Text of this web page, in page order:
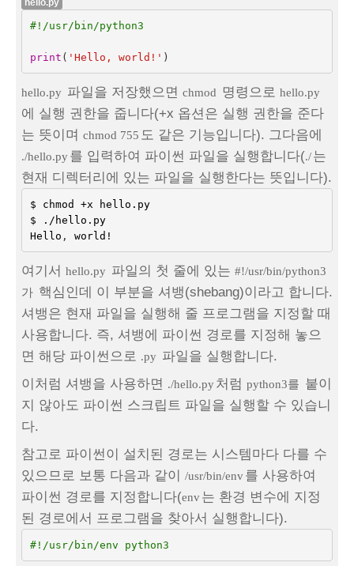
hello.py
#!/usr/bin/python3
print ( 'Hello, world!' )
hello.py 파일을 저장했으면 chmod 명령으로 hello.py
에 실행 권한을 줍니다(+x 옵션은 실행 권한을 준다
는 뜻이며 chmod 755 도 같은 기능입니다). 그다음에
./hello.py를 입력하여 파이썬 파일을 실행합니다(./는
현재 디렉터리에 있는 파일을 실행한다는 뜻입니다).
$ chmod +x hello . py
$
./ hello . py
Hello , world !
여기서 hello.py 파일의 첫 줄에 있는 #!/usr/bin/python3
가 핵심인데 이 부분을 셔뱅(shebang)이라고 합니다.
셔뱅은 현재 파일을 실행해 줄 프로그램을 지정할 때
사용합니다. 즉, 셔뱅에 파이썬 경로를 지정해 놓으
면 해당 파이썬으로 .py 파일을 실행합니다.
이처럼 셔뱅을 사용하면 ./hello.py처럼 python3를 붙이
지 않아도 파이썬 스크립트 파일을 실행할 수 있습니
다.
참고로 파이썬이 설치된 경로는 시스템마다 다를 수
있으므로 보통 다음과 같이 /usr/bin/env를 사용하여
파이썬 경로를 지정합니다(env는 환경 변수에 지정
된 경로에서 프로그램을 찾아서 실행합니다).
#!/usr/bin/env python3